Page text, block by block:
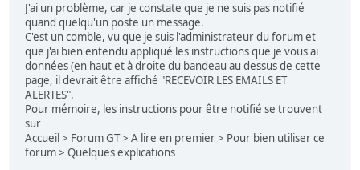
J'ai un problème, car je constate que je ne suis pas notifié
quand quelqu'un poste un message.
C'est un comble, vu que je suis l'administrateur du forum et
que j'ai bien entendu appliqué les instructions que je vous ai
données (en haut et à droite du bandeau au dessus de cette
page, il devrait être affiché "RECEVOIR LES EMAILS ET
ALERTES".
Pour mémoire, les instructions pour être notifié se trouvent
sur
Accueil > Forum GT > A lire en premier > Pour bien utiliser ce
forum > Quelques explications